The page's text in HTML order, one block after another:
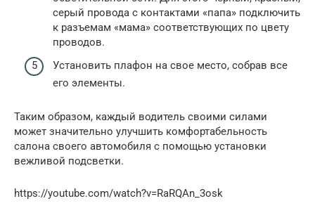
серый провода с контактами «папа» подключить
к разъемам «мама» соответствующих по цвету
проводов.
Установить плафон на свое место, собрав все
его элементы.
Таким образом, каждый водитель своими силами
может значительно улучшить комфортабельность
салона своего автомобиля с помощью установки
вежливой подсветки.
https://youtube.com/watch?v=RaRQAn_3osk